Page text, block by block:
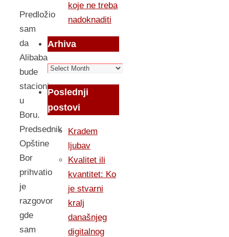
Predložio
sam
da
Alibaba
bude
stacionirana
u
Boru.
Predsednik
Opštine
Bor
prihvatio
je
razgovor
gde
sam
koje ne treba
nadoknaditi
Arhiva
Arhiva
Poslednji
postovi
Kradem
ljubav
Kvalitet ili
kvantitet: Ko
je stvarni
kralj
današnjeg
digitalnog